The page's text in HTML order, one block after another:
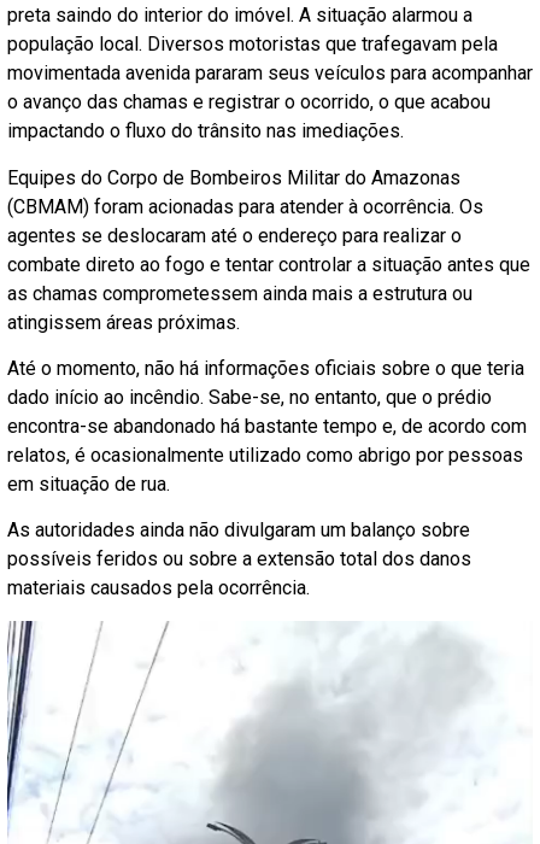
preta saindo do interior do imóvel. A situação alarmou a
população local. Diversos motoristas que trafegavam pela
movimentada avenida pararam seus veículos para acompanhar
o avanço das chamas e registrar o ocorrido, o que acabou
impactando o fluxo do trânsito nas imediações.
Equipes do Corpo de Bombeiros Militar do Amazonas
(CBMAM) foram acionadas para atender à ocorrência. Os
agentes se deslocaram até o endereço para realizar o
combate direto ao fogo e tentar controlar a situação antes que
as chamas comprometessem ainda mais a estrutura ou
atingissem áreas próximas.
Até o momento, não há informações oficiais sobre o que teria
dado início ao incêndio. Sabe-se, no entanto, que o prédio
encontra-se abandonado há bastante tempo e, de acordo com
relatos, é ocasionalmente utilizado como abrigo por pessoas
em situação de rua.
As autoridades ainda não divulgaram um balanço sobre
possíveis feridos ou sobre a extensão total dos danos
materiais causados pela ocorrência.